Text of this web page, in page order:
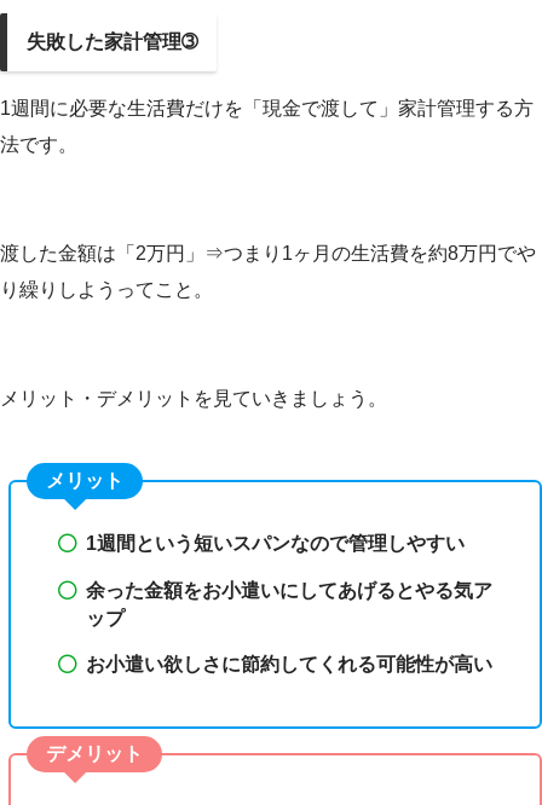
失敗した家計管理➂
1週間に必要な生活費だけを「現金で渡して」家計管理する方
法です。
渡した金額は「2万円」⇒つまり1ヶ月の生活費を約8万円でや
り繰りしようってこと。
メリット・デメリットを見ていきましょう。
メリット
1週間という短いスパンなので管理しやすい
余った金額をお小遣いにしてあげるとやる気ア
ップ
お小遣い欲しさに節約してくれる可能性が高い
デメリット